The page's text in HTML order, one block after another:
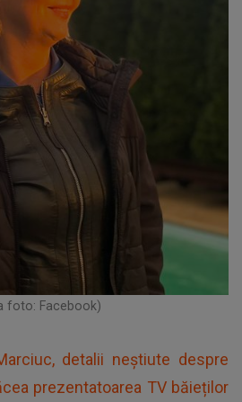
foto: Facebook)
detalii neștiute despre
prezentatoarea TV băieților